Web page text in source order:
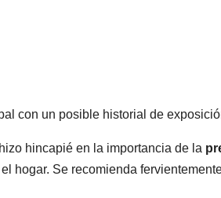
con un posible historial de
hincapié en la importancia de la
hogar. Se recomienda